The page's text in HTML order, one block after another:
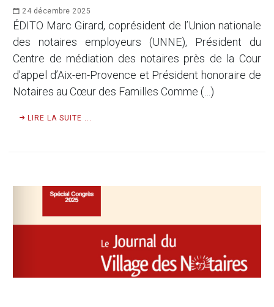
24 décembre 2025
ÉDITO Marc Girard, coprésident de l’Union nationale
des notaires employeurs (UNNE), Président du
Centre de médiation des notaires près de la Cour
d’appel d’Aix-en-Provence et Président honoraire de
Notaires au Cœur des Familles Comme (…)
LIRE LA SUITE ...